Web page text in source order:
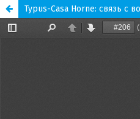
Typus-Casa Horne: связь с